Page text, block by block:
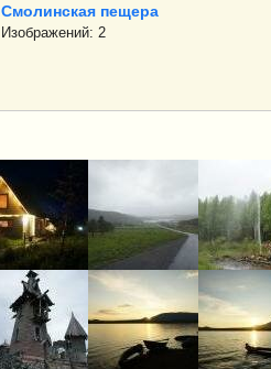
Смолинская пещера
Изображений: 2